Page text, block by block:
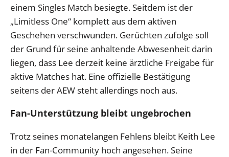
einem Singles Match besiegte. Seitdem ist der
„Limitless One“ komplett aus dem aktiven
Geschehen verschwunden. Gerüchten zufolge soll
der Grund für seine anhaltende Abwesenheit darin
liegen, dass Lee derzeit keine ärztliche Freigabe für
aktive Matches hat. Eine offizielle Bestätigung
seitens der AEW steht allerdings noch aus.
Fan-Unterstützung bleibt ungebrochen
Trotz seines monatelangen Fehlens bleibt Keith Lee
in der Fan-Community hoch angesehen. Seine